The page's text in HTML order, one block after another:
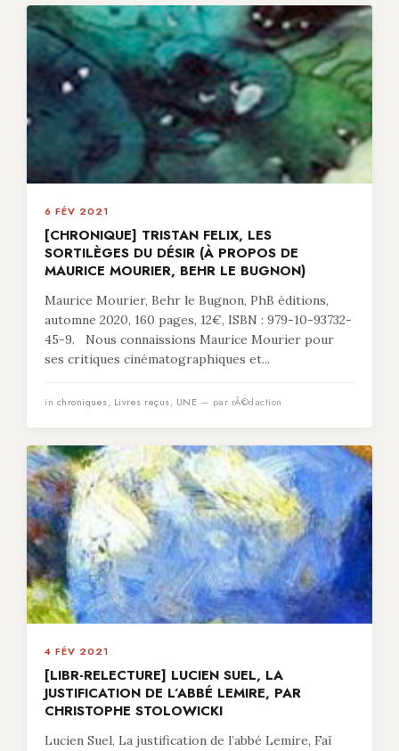
6 FÉV 2021
[CHRONIQUE] TRISTAN FELIX, LES
SORTILÈGES DU DÉSIR (À PROPOS DE
MAURICE MOURIER, BEHR LE BUGNON)
Maurice Mourier, Behr le Bugnon, PhB éditions,
automne 2020, 160 pages, 12€, ISBN : 979-10-93732-
45-9. Nous connaissions Maurice Mourier pour
ses critiques cinématographiques et...
in chroniques, Livres reçus, UNE — par rÃ©daction
4 FÉV 2021
[LIBR-RELECTURE] LUCIEN SUEL, LA
JUSTIFICATION DE L’ABBÉ LEMIRE, PAR
CHRISTOPHE STOLOWICKI
Lucien Suel, La justification de l’abbé Lemire, Faï